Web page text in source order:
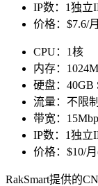
IP数：1独立
价格：$7.6/
CPU：1核
内存：
硬盘：40GB
流量：不限制
带宽：
IP数：1独立
价格：$10/
RakSmart提供的